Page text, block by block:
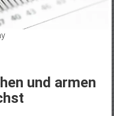
und armen